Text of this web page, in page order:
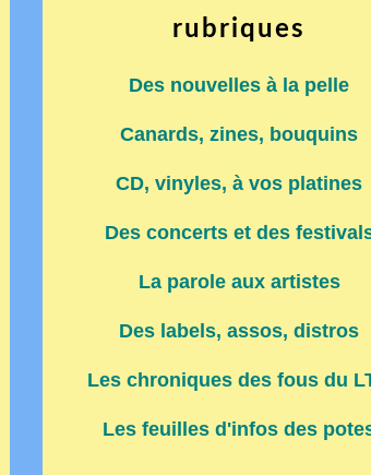
rubriques
Des nouvelles à la pelle
Canards, zines, bouquins
CD, vinyles, à vos platines
Des concerts et des
La parole aux artistes
Des labels, assos, distros
Les chroniques des fous du
Les feuilles d'infos des